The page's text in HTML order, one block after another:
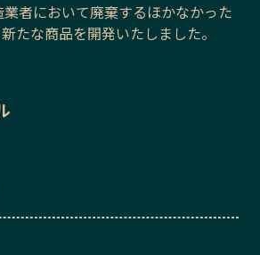
業者において廃棄するほかなかった
たな商品を開発いたしました。